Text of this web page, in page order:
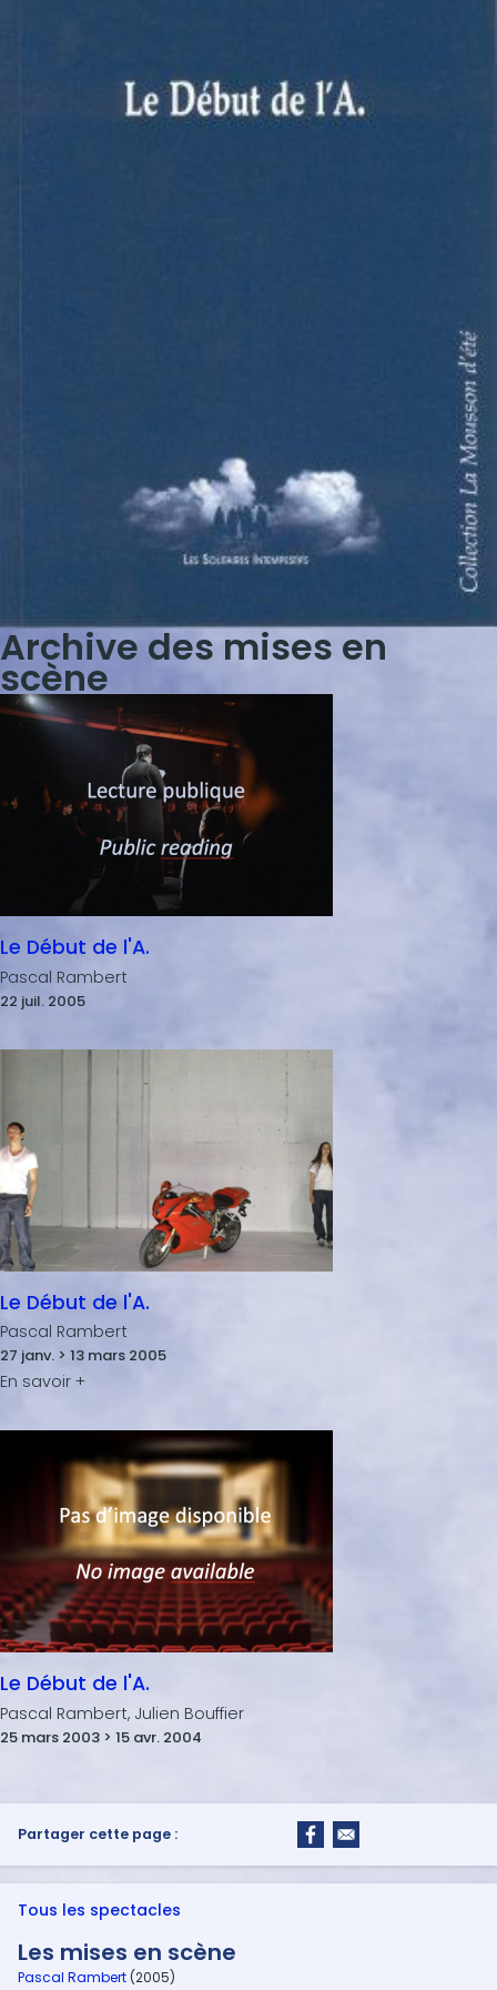
Archive des mises en
scène
Le Début de l'A.
Pascal Rambert
22 juil. 2005
Le Début de l'A.
Pascal Rambert
27 janv. > 13 mars 2005
Le Début de l'A.
Pascal Rambert, Julien Bouffier
25 mars 2003 > 15 avr. 2004
Partager cette page :
Tous les spectacles
Les mises en scène
Pascal Rambert (2005)